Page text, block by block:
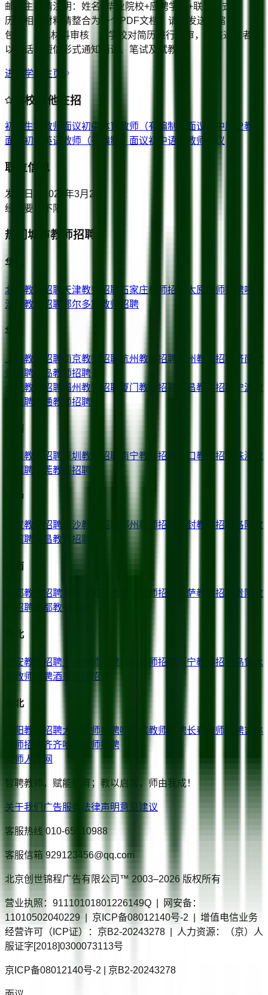
邮件主题请注明：姓名+毕业院校+应聘学科+联系方式 简
历及相关材料请整合为一个PDF文档，请勿发送压缩
包。 2.材料审核 学校对简历进行初审，审核通过者将
以电话、短信形式通知面试、笔试及试教。
进入学校主页
该校其他在招
初中生物教师 面议初中体育教师（有编制） 面议
初中历史教师
面议 初中英语教师（有编制） 面议初中语文教师 面议
职位信息
发布日期
2026年3月2日
经验要求
不限
热门城市教师招聘
华北
北京 教师招聘 天津教师招聘 石家庄教师招聘 太原 教师招聘呼和
浩特 教师招聘 鄂尔多斯 教师招聘
华东
上海教师招聘 南京教师招聘 杭州教师招聘 苏州教师招聘 济南
师招聘
青岛教师招聘
合肥教师招聘 福州教师招聘 厦门 教师招聘 南昌教师招聘 宁波
师招聘
南通教师招聘
华南
教师招聘 深圳 教师招聘 南宁教师招聘 海口教师招聘 珠海
教
师招聘
东莞教师招聘
华中
武汉教师招聘 长沙教师招聘 郑州教师招聘 开封教师招聘 洛阳
教
师招聘
宜昌教师招聘
西南
成都教师招聘 教师招聘 拉萨教师招聘 贵阳
教
师招聘
昌都教师招聘
西北
西安教师招聘兰州 教师招聘 教师招聘 西宁教师招聘
乌鲁木
教师招聘酒泉 教师招聘
东北
沈阳教师招聘大连 教师招聘哈尔滨教师招聘长春 教师招聘吉林
教师招聘
齐齐哈尔
教师招聘
教师人才网
智聘教师，赋能教育；教以启智，师由我成！
关于我们 广告服务 法律声明意见建议
客服热线 010-65510988
客服信箱 929123456@qq.com
北京创世锦程广告有限公司™ 2003–2026 版权所有
营业执照：91110101801226149Q | 网安备：
11010502040229 | 京ICP备08012140号-2 | 增值电信业务
经营许可（ICP证）：京B2-20243278 | 人力资源：（京）人
服证字[2018]0300073113号
京ICP备08012140号-2 | 京B2-20243278